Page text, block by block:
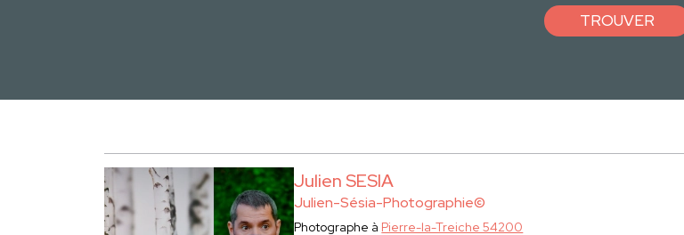
TROUVER
Julien SESIA
Julien-Sésia-Photographie©
Photographe à Pierre-la-Treiche 54200